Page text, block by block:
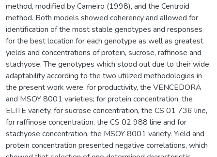
method, modified by Carneiro (1998), and the Centroid
method. Both models showed coherency and allowed for
identification of the most stable genotypes and responses
for the best location for each genotype as well as greatest
yields and concentrations of protein, sucrose, raffinose and
stachyose. The genotypes which stood out due to their wide
adaptability according to the two utilized methodologies in
the present work were: for productivity, the VENCEDORA
and MSOY 8001 varieties; for protein concentration, the
ELITE variety, for sucrose concentration, the CS 01 736 line,
for raffinose concentration, the CS 02 988 line and for
stachyose concentration, the MSOY 8001 variety. Yield and
protein concentration presented negative correlations, which